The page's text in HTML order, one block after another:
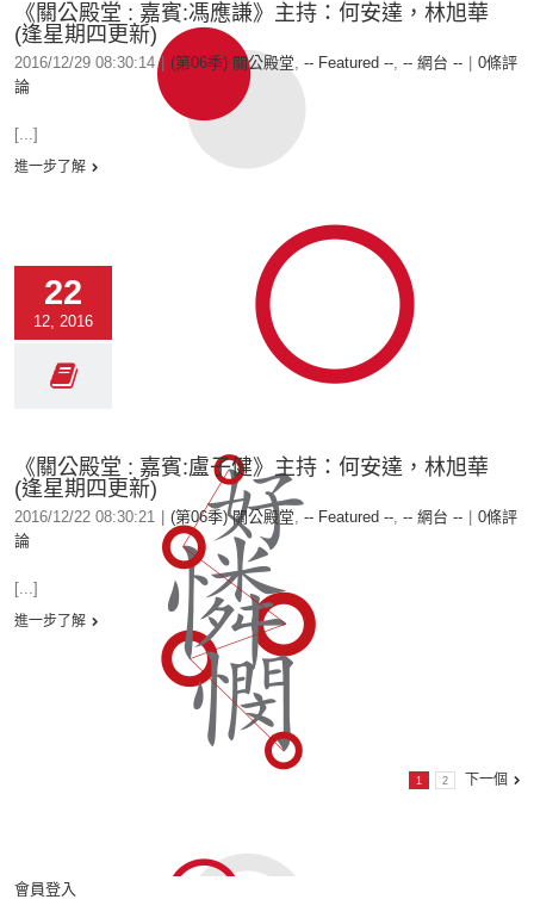
《關公殿堂 : 嘉賓:馮應謙》主持：何安達，林旭華
(逢星期四更新)
2016/12/29 08:30:14 (第06季) 關公殿堂, -- Featured --, -- 網台 --
0條評
論
[...]
進一步了解
22
12, 2016
《關公殿堂 : 嘉賓:盧子健》主持：何安達，林旭華
(逢星期四更新)
2016/12/22 08:30:21 (第06季) 關公殿堂, -- Featured --, -- 網台 --
0條評
論
[...]
進一步了解
1 2 下一個
會員登入